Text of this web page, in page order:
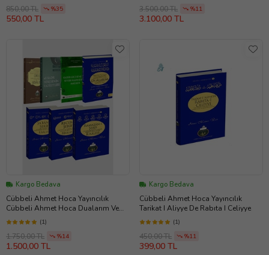
850,00 TL %35
550,00 TL
3.500,00 TL %11
3.100,00 TL
Kargo Bedava
Cübbeli Ahmet Hoca Yayıncılık
Cübbeli Ahmet Hoca Dualarım Ve
Muhteşem Üç Aylar Seti (7 Kitap)
(1)
1.750,00 TL %14
1.500,00 TL
Kargo Bedava
Cübbeli Ahmet Hoca Yayıncılık
Tarikat I Aliyye De Rabıta I Celiyye
(1)
450,00 TL %11
399,00 TL